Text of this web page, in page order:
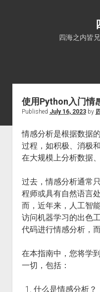
四海之内皆
使用Python入门情
Published July 16, 2023by
情感分析是根据数据
过程，如积极、消极
在大规模上分析数据
过去，情感分析通常
程师或具有自然语言
而，近年来，人工智
访问机器学习的出色
代码进行情感分析，
在本指南中，您将学
一切，包括：
什么是情感分析？